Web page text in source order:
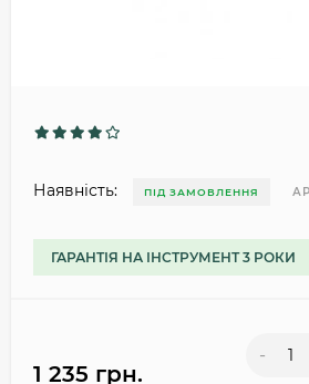
Наявність: ПІД ЗАМОВЛЕННЯ
ГАРАНТІЯ НА ІНСТРУМЕНТ 3 РОКИ
1 235 грн.
-